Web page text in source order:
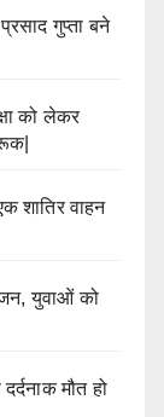
गुप्ता बने
को लेकर
शातिर वाहन
युवाओं को
मौत हो